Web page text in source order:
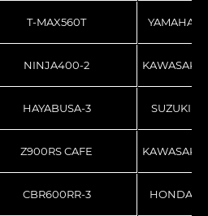
T-MAX560T YAMAHA
NINJA400-2 KAWASAKI
HAYABUSA-3 SUZUKI
Z900RS CAFE KAWASAKI
CBR600RR-3 HONDA